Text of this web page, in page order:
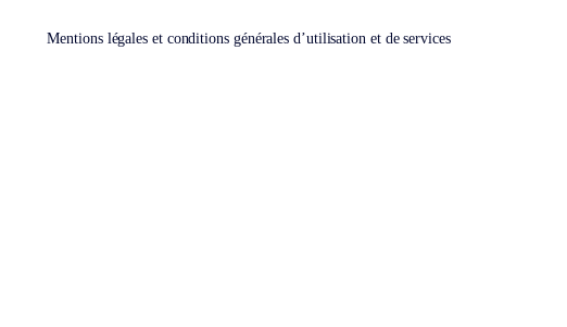
Mentions légales et conditions générales d’utilisation et de services